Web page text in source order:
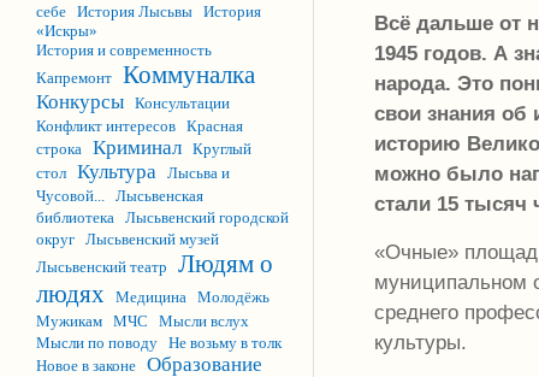
себе История Лысьвы История
«Искры»
История и современность
Капремонт Коммуналка
Конкурсы Консультации
Конфликт интересов Красная
строка Криминал Круглый
стол Культура Лысьва и
Чусовой... Лысьвенская
библиотека Лысьвенский городской
округ Лысьвенский музей
Лысьвенский театр
Людям о
людях Медицина Молодёжь
Мужикам МЧС
Мысли вслух
Мысли по поводу Не возьму в толк
Новое в законе Образование
Всё дальше от
1945 годов. А
народа. Это
свои знания об
историю
можно было
стали 15 тысяч
«Очные»
муниципальном
среднего
культуры.